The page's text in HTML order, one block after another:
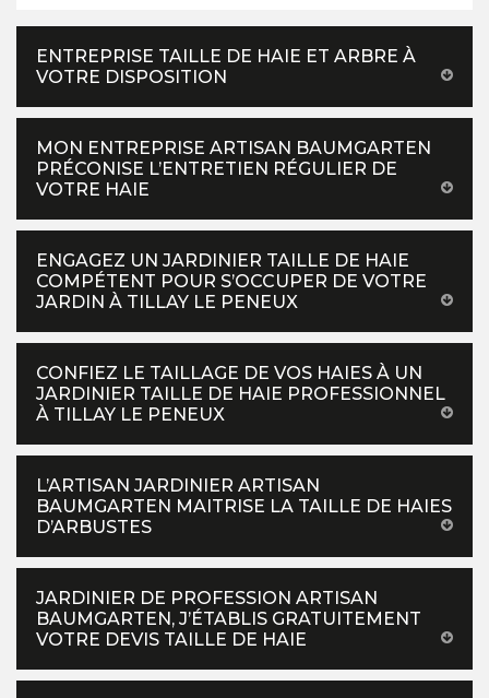
ENTREPRISE TAILLE DE HAIE ET ARBRE À
VOTRE DISPOSITION
MON ENTREPRISE ARTISAN BAUMGARTEN
PRÉCONISE L’ENTRETIEN RÉGULIER DE
VOTRE HAIE
ENGAGEZ UN JARDINIER TAILLE DE HAIE
COMPÉTENT POUR S’OCCUPER DE VOTRE
JARDIN À TILLAY LE PENEUX
CONFIEZ LE TAILLAGE DE VOS HAIES À UN
JARDINIER TAILLE DE HAIE PROFESSIONNEL
À TILLAY LE PENEUX
L’ARTISAN JARDINIER ARTISAN
BAUMGARTEN MAITRISE LA TAILLE DE HAIES
D’ARBUSTES
JARDINIER DE PROFESSION ARTISAN
BAUMGARTEN, J’ÉTABLIS GRATUITEMENT
VOTRE DEVIS TAILLE DE HAIE